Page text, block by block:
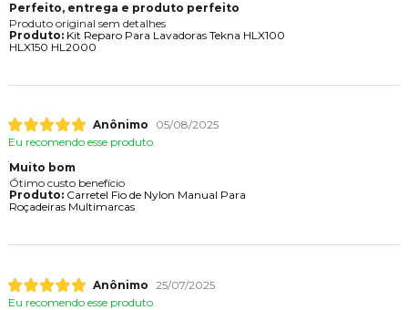
Perfeito, entrega e produto perfeito
Produto original sem detalhes
Produto:Kit Reparo Para Lavadoras Tekna HLX100
HLX150 HL2000
Anônimo
05/08/2025
Eu recomendo esse produto.
Muito bom
Ótimo custo benefício
Produto:Carretel Fio de Nylon Manual Para
Roçadeiras Multimarcas
Anônimo 25/07/2025
Eu recomendo esse produto.